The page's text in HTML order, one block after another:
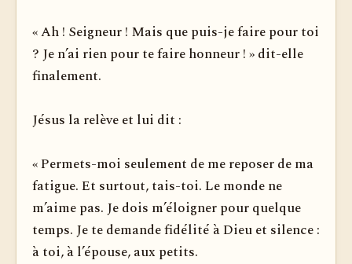
« Ah ! Seigneur ! Mais que puis-je faire pour toi
? Je n’ai rien pour te faire honneur ! » dit-elle
finalement.
Jésus la relève et lui dit :
« Permets-moi seulement de me reposer de ma
fatigue. Et surtout, tais-toi. Le monde ne
m’aime pas. Je dois m’éloigner pour quelque
temps. Je te demande fidélité à Dieu et silence :
à toi, à l’épouse, aux petits.